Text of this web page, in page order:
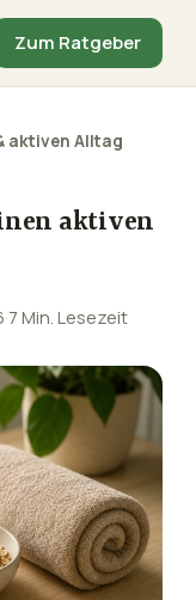
Zum Ratgeber
aktiven Alltag
aktiven
·7 Min. Lesezeit